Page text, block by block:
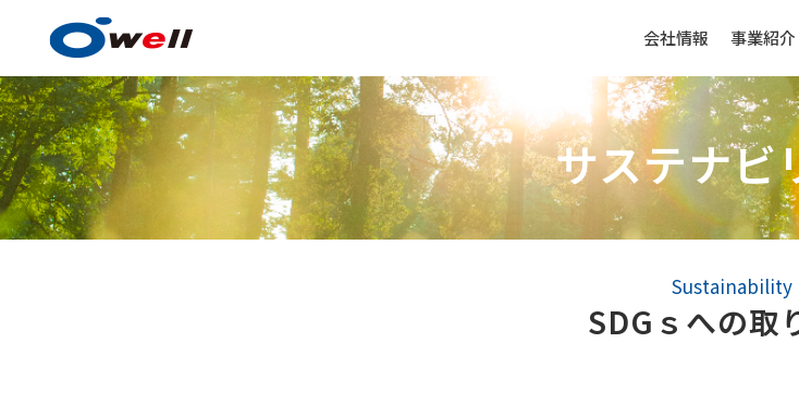
会社情報 事業紹介
塗料・塗膜形成技術 生産財（化成品・物資）
サステナビ
Sustainability
SDGｓへの取